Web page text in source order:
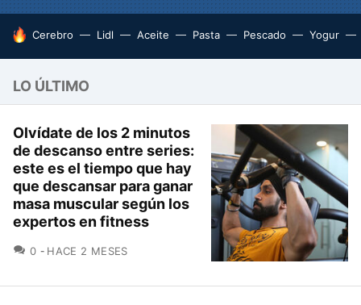
HOY SE HABLA DE
Cerebro Lidl Aceite Pasta Pescado Yogur
LO ÚLTIMO
Olvídate de los 2 minutos
de descanso entre series:
este es el tiempo que hay
que descansar para ganar
masa muscular según los
expertos en fitness
0 COMENTARIOS
HACE 2 MESES